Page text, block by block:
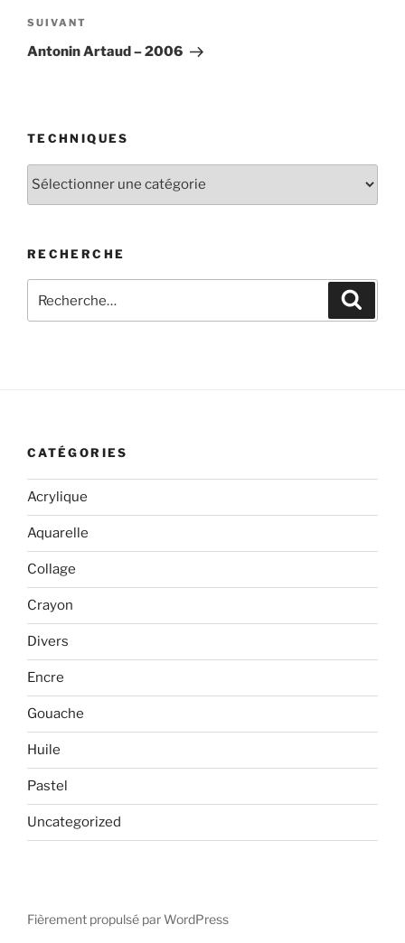
Article
suivant
SUIVANT
Antonin Artaud – 2006
TECHNIQUES
Techniques
RECHERCHE
pour
CATÉGORIES
Acrylique
Aquarelle
Collage
Crayon
Divers
Encre
Gouache
Huile
Pastel
Uncategorized
Fièrement propulsé par WordPress